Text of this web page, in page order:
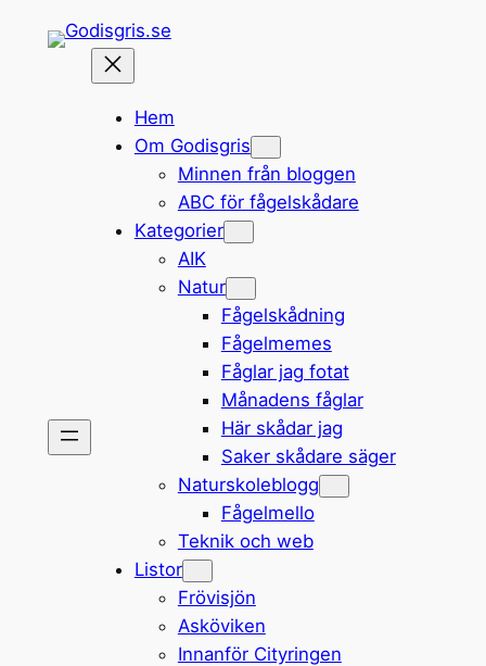
Hem
Om Godisgris
Minnen från bloggen
ABC för fågelskådare
Kategorier
AIK
Natur
Fågelskådning
Fågelmemes
Fåglar jag fotat
Månadens fåglar
Här skådar jag
Saker skådare säger
Naturskoleblogg
Fågelmello
Teknik och web
Listor
Frövisjön
Asköviken
Innanför Cityringen